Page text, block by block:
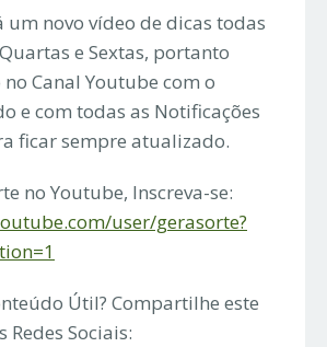
um novo vídeo de dicas todas
e Sextas, portanto
Canal Youtube com o
e com todas as Notificações
ficar sempre atualizado.
no Youtube, Inscreva-se:
user/gerasorte?
Útil? Compartilhe este
Redes Sociais: